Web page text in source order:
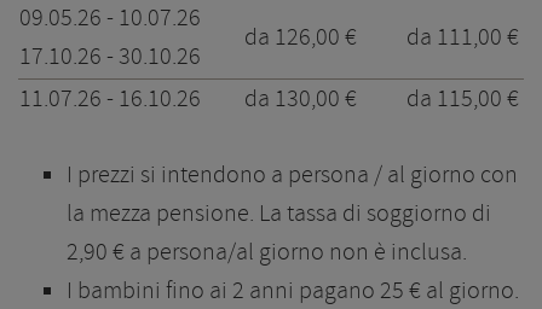
09.05.26 - 10.07.26
17.10.26 - 30.10.26
da 126,00 €
da 111,00 €
11.07.26 - 16.10.26
da 130,00 € da 115,00 €
I prezzi si intendono a persona / al giorno con
la mezza pensione. La tassa di soggiorno di
2,90 € a persona/al giorno non è inclusa.
I bambini fino ai 2 anni pagano 25 € al giorno.